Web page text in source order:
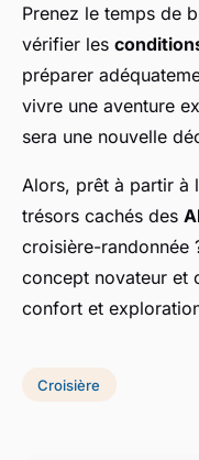
Prenez le temps de
vérifier les
préparer
vivre une aventure
sera une nouvelle
Alors, prêt à partir à
trésors cachés des
croisière-randonnée
concept novateur et
confort et
Croisière